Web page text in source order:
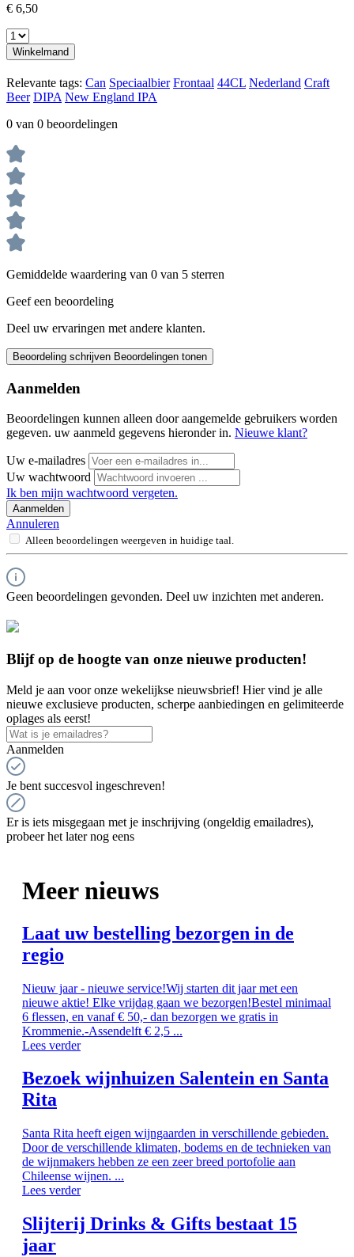
€ 6,50
Winkelmand
Relevante tags: Can Speciaalbier Frontaal 44CL Nederland Craft
Beer DIPA New England IPA
0 van 0 beoordelingen
Gemiddelde waardering van 0 van 5 sterren
Geef een beoordeling
Deel uw ervaringen met andere klanten.
Beoordeling schrijven Beoordelingen tonen
Aanmelden
Beoordelingen kunnen alleen door aangemelde gebruikers worden
gegeven. uw aanmeld gegevens hieronder in. Nieuwe klant?
Uw e-mailadres
Uw wachtwoord
Ik ben mijn wachtwoord vergeten.
Aanmelden
Annuleren
Alleen beoordelingen weergeven in huidige taal.
Geen beoordelingen gevonden. Deel uw inzichten met anderen.
Blijf op de hoogte van onze nieuwe producten!
Meld je aan voor onze wekelijkse nieuwsbrief! Hier vind je alle
nieuwe exclusieve producten, scherpe aanbiedingen en gelimiteerde
oplages als eerst!
Aanmelden
Je bent succesvol ingeschreven!
Er is iets misgegaan met je inschrijving (ongeldig emailadres),
probeer het later nog eens
Meer nieuws
Laat uw bestelling bezorgen in de
regio
Nieuw jaar - nieuwe service!Wij starten dit jaar met een
nieuwe aktie! Elke vrijdag gaan we bezorgen!Bestel minimaal
6 flessen, en vanaf € 50,- dan bezorgen we gratis in
Krommenie.-Assendelft € 2,5 ...
Lees verder
Bezoek wijnhuizen Salentein en Santa
Rita
Santa Rita heeft eigen wijngaarden in verschillende gebieden.
Door de verschillende klimaten, bodems en de technieken van
de wijnmakers hebben ze een zeer breed portofolie aan
Chileense wijnen. ...
Lees verder
Slijterij Drinks & Gifts bestaat 15
jaar